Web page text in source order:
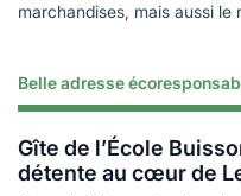
marchandises, mais aussi le
Belle adresse
Gîte de l’École
détente au cœur de
Lire plus